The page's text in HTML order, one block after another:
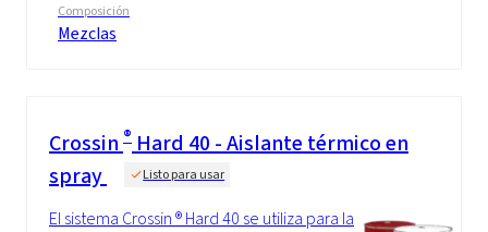
Composición
Mezclas
Crossin ® Hard 40 - Aislante térmico en
spray
Listo para usar
El sistema Crossin ® Hard 40 se utiliza para la